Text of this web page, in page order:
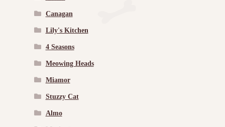
Canagan
Lily's Kitchen
4 Seasons
Meowing Heads
Miamor
Stuzzy Cat
Almo